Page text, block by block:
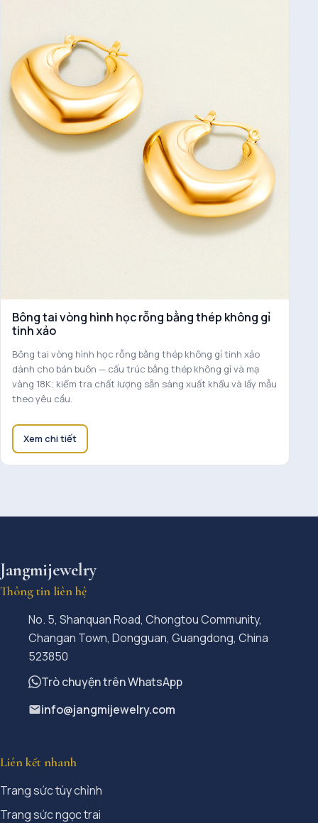
Bông tai vòng hình học rỗng bằng thép không gỉ
tinh xảo
Bông tai vòng hình học rỗng bằng thép không gỉ tinh xảo
dành cho bán buôn — cấu trúc bằng thép không gỉ và mạ
vàng 18K; kiểm tra chất lượng sẵn sàng xuất khẩu và lấy mẫu
theo yêu cầu.
Xem chi tiết
Jangmijewelry
Thông tin liên hệ
No. 5, Shanquan Road, Chongtou Community,
Changan Town, Dongguan, Guangdong, China
523850
Trò chuyện trên WhatsApp
info@jangmijewelry.com
Liên kết nhanh
Trang sức tùy chỉnh
Trang sức ngọc trai